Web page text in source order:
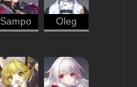
Sampo Oleg